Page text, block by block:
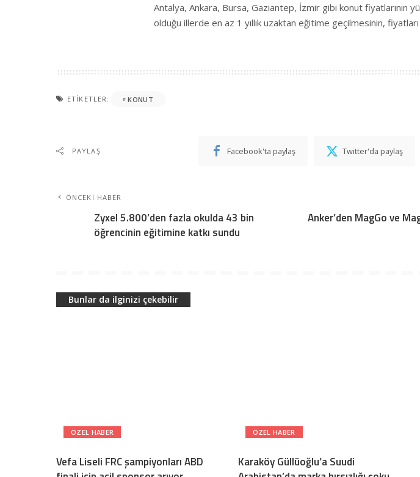
Antalya, Ankara, Bursa, Gaziantep, İzmir gibi konut fiyatlarının
olduğu illerde en az 1 yıllık uzaktan eğitime geçilmesinin,
ETIKETLER: KONUT
PAYLAŞ Facebook'ta paylaş Twitter'da paylaş
ÖNCEKI HABER
Zyxel 5.800’den fazla okulda 43 bin
öğrencinin eğitimine katkı sundu
Anker’den MagGo ve
Bunlar da ilginizi çekebilir
ÖZEL HABER
Vefa Liseli FRC şampiyonları ABD
ÖZEL HABER
Karaköy Güllüoğlu’a Suudi